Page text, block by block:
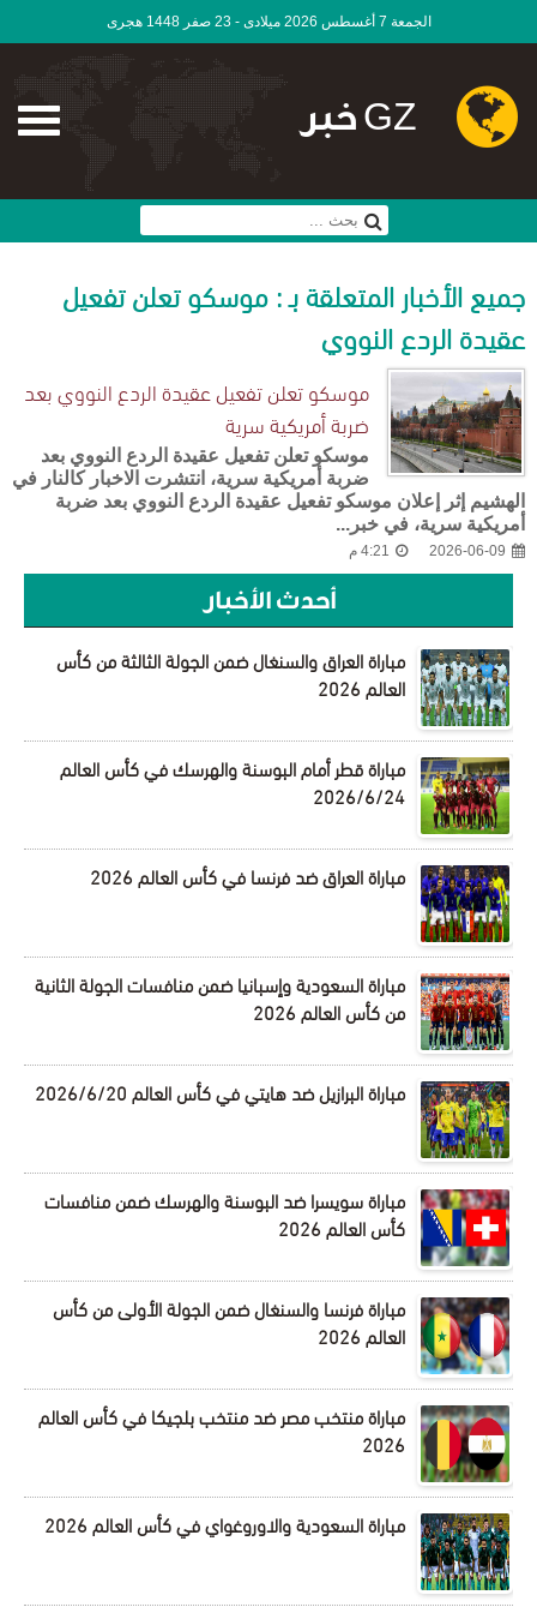
الجمعة 7 أغسطس 2026 ميلادى - 23 صفر 1448 هجرى
GZ خبر
جميع الأخبار المتعلقة بـ : موسكو تعلن تفعيل
عقيدة الردع النووي
موسكو تعلن تفعيل عقيدة الردع النووي بعد
ضربة أمريكية سرية
موسكو تعلن تفعيل عقيدة الردع النووي بعد
ضربة أمريكية سرية، انتشرت الاخبار كالنار في
الهشيم إثر إعلان موسكو تفعيل عقيدة الردع النووي بعد ضربة
أمريكية سرية، في خبر...
2026-06-09 4:21 م
أحدث الأخبار
مباراة العراق والسنغال ضمن الجولة الثالثة من كأس
العالم 2026
مباراة قطر أمام البوسنة والهرسك في كأس العالم
2026/6/24
مباراة العراق ضد فرنسا في كأس العالم 2026
مباراة السعودية وإسبانيا ضمن منافسات الجولة الثانية
من كأس العالم 2026
مباراة البرازيل ضد هايتي في كأس العالم 2026/6/20
مباراة سويسرا ضد البوسنة والهرسك ضمن منافسات
كأس العالم 2026
مباراة فرنسا والسنغال ضمن الجولة الأولى من كأس
العالم 2026
مباراة منتخب مصر ضد منتخب بلجيكا في كأس العالم
2026
مباراة السعودية والاوروغواي في كأس العالم 2026